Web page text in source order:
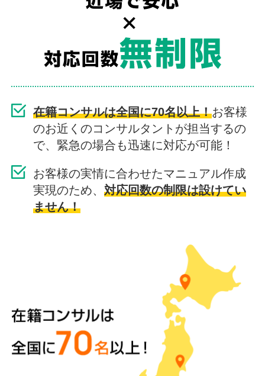
在籍コンサルは全国に70名以上！お客様
のお近くのコンサルタントが担当するの
で、緊急の場合も迅速に対応が可能！
お客様の実情に合わせたマニュアル作成
実現のため、 対応回数の制限は設けてい
ません！